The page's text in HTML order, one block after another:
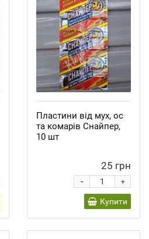
Пластини від мух, ос
та комарів Снайпер,
10 шт
25 грн
+
-
Купити